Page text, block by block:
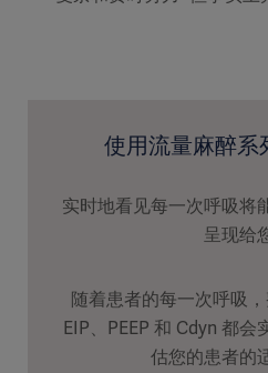
使用流量麻醉系
实时地看见每一次呼吸将
呈现给
随着患者的每一次呼吸
EIP、PEEP 和 Cdyn 都
估您的患者的